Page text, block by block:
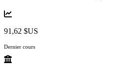
91,62 $US
Dernier cours